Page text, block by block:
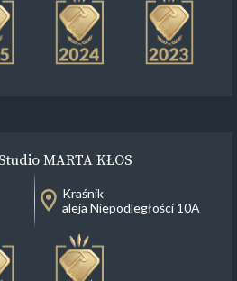
MARTA KŁOS
Kraśnik
aleja Niepodległości 10A